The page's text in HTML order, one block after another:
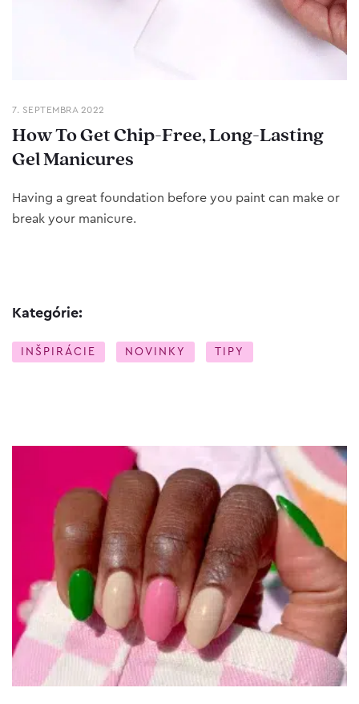
7. SEPTEMBRA 2022
How To Get Chip-Free, Long-Lasting
Gel Manicures
Having a great foundation before you paint can make or
break your manicure.
Kategórie:
INŠPIRÁCIE NOVINKY TIPY